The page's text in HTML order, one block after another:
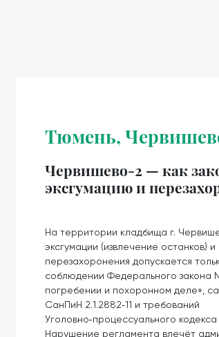
Тюмень,
Червишево-2 — как
эксгумацию и
На территории кладбища г.
эксгумации (извлечение останков)
перезахоронения допускается
соблюдении Федерального закона
погребении и похоронном деле»,
СанПиН 2.1.2882‑11 и требований
Уголовно‑процессуального кодекса
Нарушение регламента влечёт